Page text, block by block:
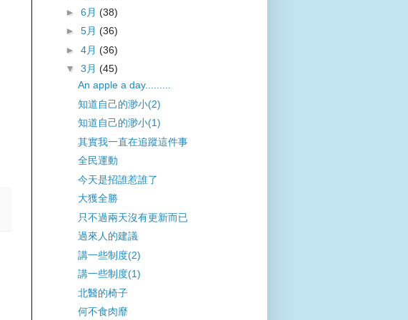
► 6月 (38)
► 5月 (36)
► 4月 (36)
▼ 3月 (45)
An apple a day.........
知道自己的渺小(2)
知道自己的渺小(1)
其實我一直在追蹤這件事
全民運動
今天是招誰惹誰了
大獲全勝
只不過兩天沒有更新而已
過來人的建議
講一些制度(2)
講一些制度(1)
北醫的椅子
何不食肉靡